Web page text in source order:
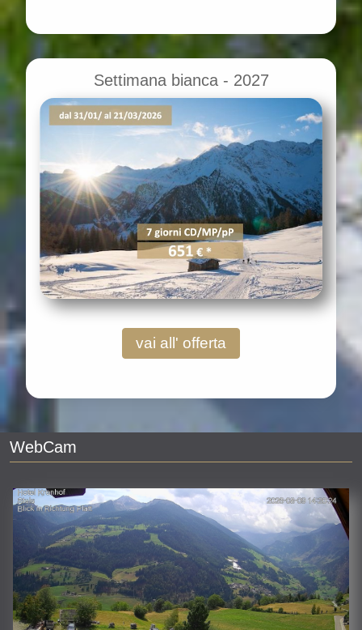
Settimana bianca - 2027
vai all' offerta
WebCam